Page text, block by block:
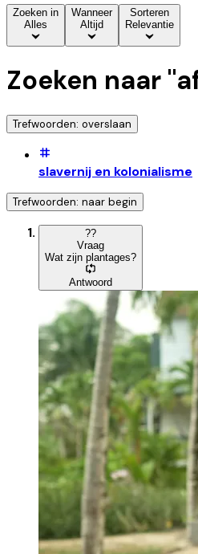
Zoeken in
Alles
Wanneer
Altijd
Sorteren
Relevantie
Zoeken naar "
Trefwoorden: overslaan
slavernij en kolonialisme
Trefwoorden: naar begin
??
Vraag
Wat zijn plantages?
Antwoord